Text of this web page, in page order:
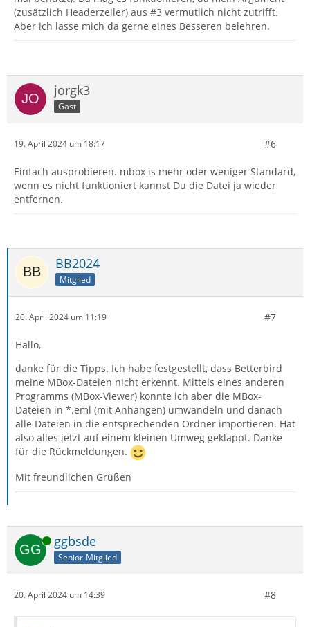
(zusätzlich Headerzeiler) aus #3 vermutlich nicht zutrifft.
Aber ich lasse mich da gerne eines Besseren belehren.
jorgk3
Gast
19. April 2024 um 18:17 #6
Einfach ausprobieren. mbox is mehr oder weniger Standard,
wenn es nicht funktioniert kannst Du die Datei ja wieder
entfernen.
BB2024
Mitglied
20. April 2024 um 11:19 #7
Hallo,
danke für die Tipps. Ich habe festgestellt, dass Betterbird
meine MBox-Dateien nicht erkennt. Mittels eines anderen
Programms (MBox-Viewer) konnte ich aber die MBox-
Dateien in *.eml (mit Anhängen) umwandeln und danach
alle Dateien in die entsprechenden Ordner importieren. Hat
also alles jetzt auf einem kleinen Umweg geklappt. Danke
für die Rückmeldungen.
Mit freundlichen Grüßen
Online ggbsde
Senior-Mitglied
20. April 2024 um 14:39 #8